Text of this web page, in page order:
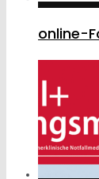
online-